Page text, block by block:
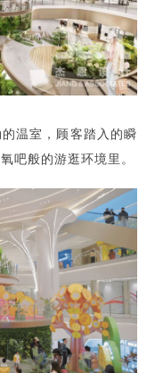
温室，顾客踏入的瞬
吧般的游逛环境里。